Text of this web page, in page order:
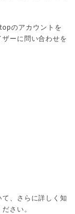
のアカウントを
ーに問い合わせを
、さらに詳しく知
さい。